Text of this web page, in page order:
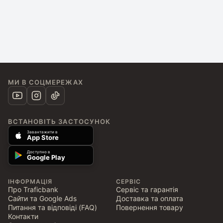
МИ В СОЦМЕРЕЖАХ
ВСТАНОВІТЬ ЗАСТОСУНОК
Завантажити в
App Store
Доступно в
Google Play
ІНФОРМАЦІЯ
Про Traficbank
Сайти та Google Ads
Питання та відповіді (FAQ)
Контакти
СЕРВІС
Сервіс та гарантія
Доставка та оплата
Повернення товару